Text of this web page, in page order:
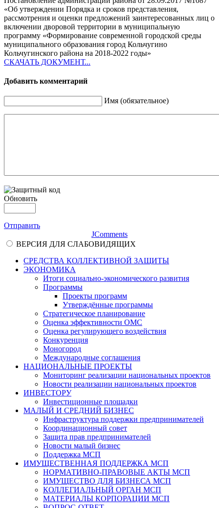
«Об утверждении Порядка и сроков представления,
рассмотрения и оценки предложений заинтересованных лиц о
включении дворовой территории в муниципальную
программу «Формирование современной городской среды
муниципального образования город Кольчугино
Кольчугинского района на 2018-2022 годы»
СКАЧАТЬ ДОКУМЕНТ...
Добавить комментарий
Имя (обязательное)
Обновить
Отправить
JComments
ВЕРСИЯ ДЛЯ СЛАБОВИДЯЩИХ
СРЕДСТВА КОЛЛЕКТИВНОЙ ЗАЩИТЫ
ЭКОНОМИКА
Итоги социально-экономического развития
Программы
Проекты программ
Утверждённые программы
Стратегическое планирование
Оценка эффективности ОМС
Оценка регулирующего воздействия
Конкуренция
Моногород
Международные соглашения
НАЦИОНАЛЬНЫЕ ПРОЕКТЫ
Мониторинг реализации национальных проектов
Новости реализации национальных проектов
ИНВЕСТОРУ
Инвестиционные площадки
МАЛЫЙ И СРЕДНИЙ БИЗНЕС
Инфраструктура поддержки предпринимателей
Координационный совет
Защита прав предпринимателей
Новости малый бизнес
Поддержка МСП
ИМУЩЕСТВЕННАЯ ПОДДЕРЖКА МСП
НОРМАТИВНО-ПРАВОВЫЕ АКТЫ МСП
ИМУЩЕСТВО ДЛЯ БИЗНЕСА МСП
КОЛЛЕГИАЛЬНЫЙ ОРГАН МСП
МАТЕРИАЛЫ КОРПОРАЦИИ МСП